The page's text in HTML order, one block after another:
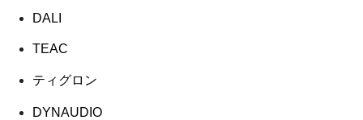
DALI
TEAC
ティグロン
DYNAUDIO